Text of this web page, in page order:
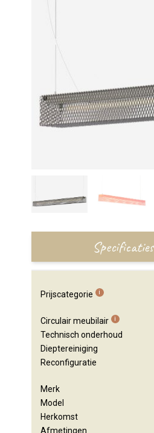
Specificaties
Prijscategorie i
Circulair meubilair i
Technisch onderhoud
Dieptereiniging
Reconfiguratie
Merk
Model
Herkomst
Afmetingen